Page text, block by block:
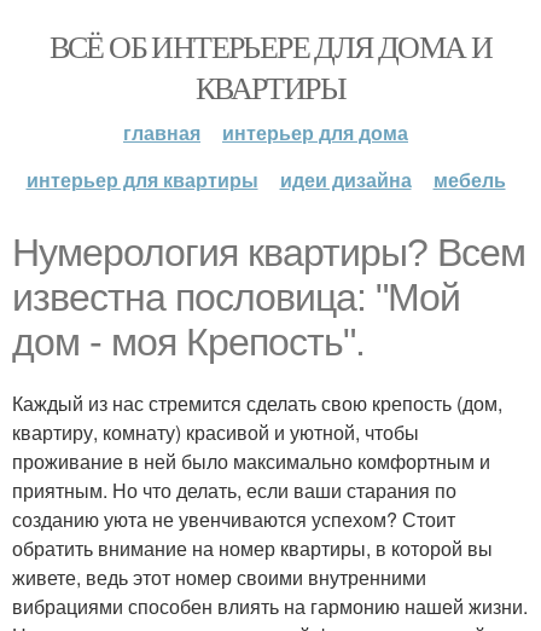
ВСЁ ОБ ИНТЕРЬЕРЕ ДЛЯ ДОМА И
КВАРТИРЫ
главная
интерьер для дома
интерьер для квартиры
идеи дизайна мебель
Нумерология квартиры? Всем
известна пословица: "Мой
дом - моя Крепость".
Каждый из нас стремится сделать свою крепость (дом,
квартиру, комнату) красивой и уютной, чтобы
проживание в ней было максимально комфортным и
приятным. Но что делать, если ваши старания по
созданию уюта не увенчиваются успехом? Стоит
обратить внимание на номер квартиры, в которой вы
живете, ведь этот номер своими внутренними
вибрациями способен влиять на гармонию нашей жизни.